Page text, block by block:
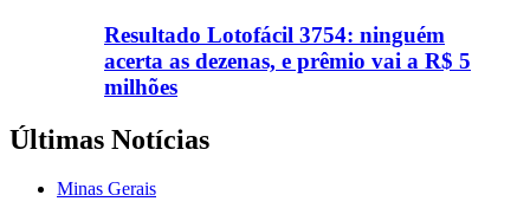
Resultado Lotofácil 3754: ninguém
acerta as dezenas, e prêmio vai a R$ 5
milhões
Últimas Notícias
Minas Gerais